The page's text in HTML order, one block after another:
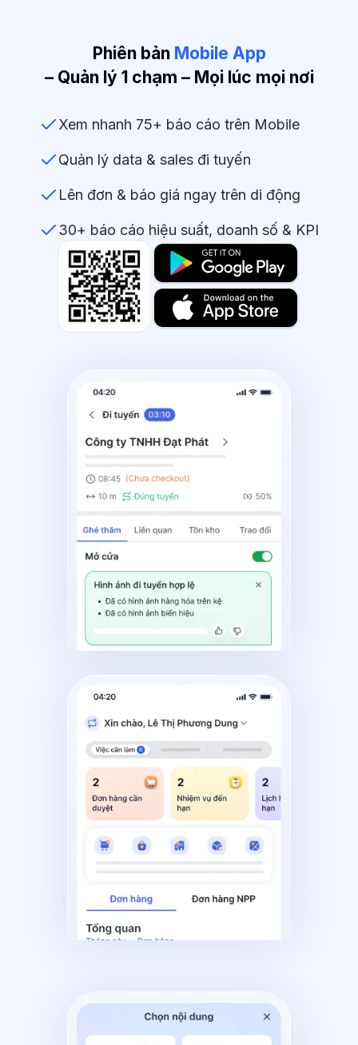
Phiên bản Mobile App
– Quản lý 1 chạm – Mọi lúc mọi nơi
Xem nhanh 75+ báo cáo trên Mobile
Quản lý data & sales đi tuyến
Lên đơn & báo giá ngay trên di động
30+ báo cáo hiệu suất, doanh số & KPI